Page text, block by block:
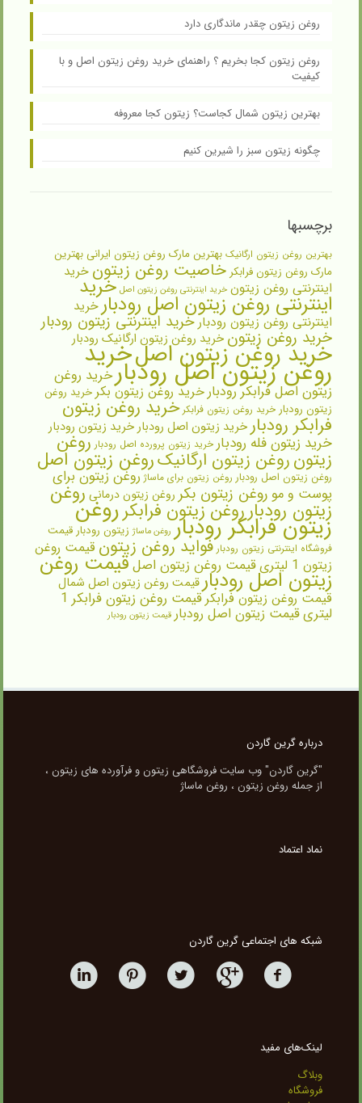
روغن زیتون چقدر ماندگاری دارد
روغن زیتون کجا بخریم ؟ راهنمای خرید روغن زیتون اصل و با
کیفیت
بهترین زیتون شمال کجاست؟ زیتون کجا معروفه
چگونه زیتون سبز را شیرین کنیم
برچسبها
بهترین روغن زیتون ارگانیک بهترین مارک روغن زیتون ایرانی بهترین
مارک روغن زیتون فرابکر خاصیت روغن زیتون خرید
اینترنتی روغن زیتون خرید اینترنتی روغن زیتون اصل خرید
اینترنتی روغن زیتون اصل رودبار خرید
اینترنتی روغن زیتون رودبارخرید اینترنتی زیتون رودبار
خرید روغن زیتون خرید روغن زیتون ارگانیک رودبار
خرید روغن زیتون اصلخریدروغن زیتون اصل رودبارخرید روغن
زیتون اصل فرابکر رودبارخرید روغن زیتون بکر خرید روغن
زیتون رودبار خرید روغن زیتون فرابکر خرید روغن زیتون
فرابکر رودبار خرید زیتون اصل رودبارخرید زیتون رودبار
خرید زیتون فله رودبار خرید زیتون پرورده اصل رودبار روغن
زیتونروغن زیتون ارگانیکروغن زیتون اصل
روغن زیتون اصل رودبار روغن زیتون برای ماساژ روغن زیتون برای
پوست و مو روغن زیتون بکر روغن زیتون درمانی روغن
زیتون رودبارروغن زیتون فرابکرروغن
زیتون فرابکر رودبار روغن ماساژ زیتون رودبار قیمت
فروشگاه اینترنتی زیتون رودبار فواید روغن زیتون قیمت روغن
زیتون 1 لیتری
قیمت روغن زیتون اصلقیمت روغن
زیتون اصل رودبارقیمت روغن زیتون اصل شمال
قیمت روغن زیتون فرابکر قیمت روغن زیتون فرابکر 1
لیتریقیمت زیتون اصل رودبار قیمت زیتون رودبار
درباره گرین گاردن
"گرین گاردن" وب سایت فروشگاهی زیتون و فرآورده های زیتون ،
از جمله روغن زیتون ، روغن ماساژ
نماد اعتماد
شبکه های اجتماعی گرین گاردن
لینک‌های مفید
وبلاگ
فروشگاه